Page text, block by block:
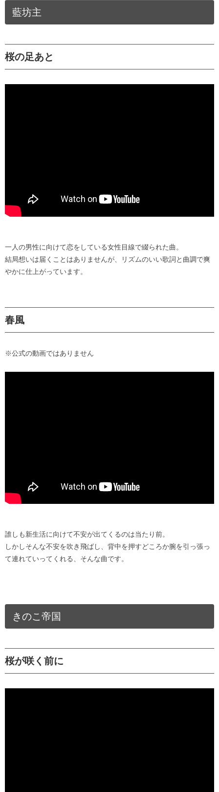
藍坊主
桜の足あと
一人の男性に向けて恋をしている女性目線で綴られた曲。
結局想いは届くことはありませんが、リズムのいい歌詞と曲調で爽
やかに仕上がっています。
春風
※公式の動画ではありません
誰しも新生活に向けて不安が出てくるのは当たり前。
しかしそんな不安を吹き飛ばし、背中を押すどころか腕を引っ張っ
て連れていってくれる、そんな曲です。
きのこ帝国
桜が咲く前に